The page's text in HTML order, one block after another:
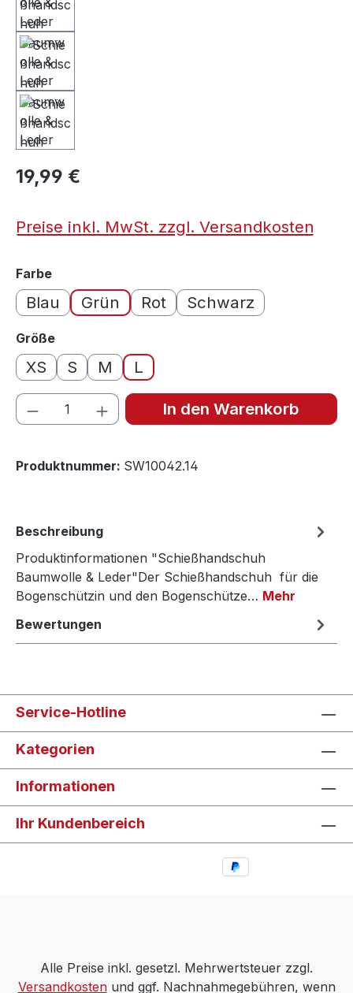
19,99 €
Preise inkl. MwSt. zzgl. Versandkosten
Farbeauswählen
Blau Grün Rot Schwarz
Größeauswählen
XS S M L
Produkt Anzahl: Gib den gewünschten
In den Warenkorb
Produktnummer: SW10042.14
Beschreibung
Produktinformationen "Schießhandschuh
Baumwolle & Leder"Der Schießhandschuh für die
Bogenschützin und den Bogenschütze… Mehr
Bewertungen
Service-Hotline
Kategorien
Informationen
Ihr Kundenbereich
Alle Preise inkl. gesetzl. Mehrwertsteuer zzgl.
Versandkostenund ggf. Nachnahmegebühren, wenn